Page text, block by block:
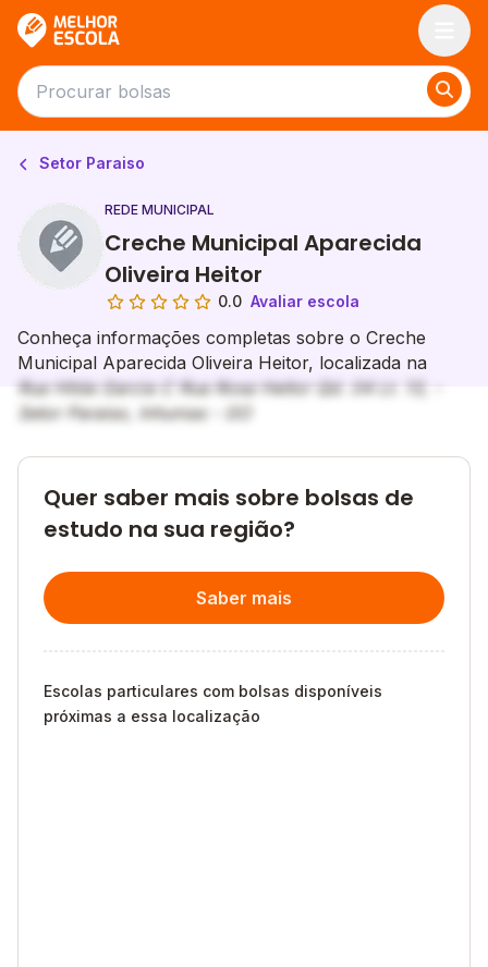
Setor Paraiso
REDE MUNICIPAL
Creche Municipal Aparecida
Oliveira Heitor
0.0 Avaliar escola
Conheça informações completas sobre o Creche
Municipal Aparecida Oliveira Heitor, localizada na
Rua Hilda Garcia C Rua Rosa Heitor Qd. 04 Lt. 13, -
Setor Paraiso, Inhumas - GO
Quer saber mais sobre bolsas de
estudo na sua região?
Saber mais
Escolas particulares com bolsas disponíveis
próximas a essa localização